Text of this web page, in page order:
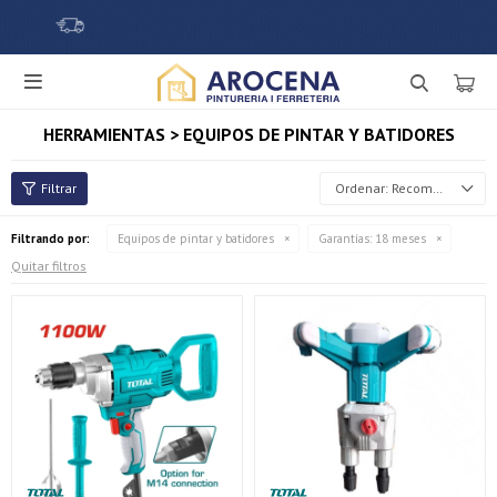

HERRAMIENTAS > EQUIPOS DE PINTAR Y BATIDORES
Recomendados
Filtrando por: Equipos de pintar y batidores Garantías: 18 meses
Quitar filtros